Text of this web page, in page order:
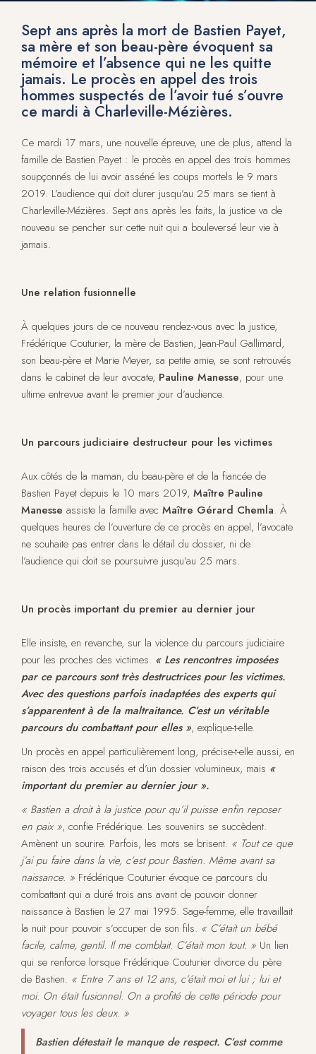
Sept ans après la mort de Bastien Payet,
sa mère et son beau-père évoquent sa
mémoire et l’absence qui ne les quitte
jamais. Le procès en appel des trois
hommes suspectés de l’avoir tué s’ouvre
ce mardi à Charleville-Mézières.
Ce mardi 17 mars, une nouvelle épreuve, une de plus, attend la
famille de Bastien Payet : le procès en appel des trois hommes
soupçonnés de lui avoir asséné les coups mortels le 9 mars
2019. L’audience qui doit durer jusqu’au 25 mars se tient à
Charleville-Mézières. Sept ans après les faits, la justice va de
nouveau se pencher sur cette nuit qui a bouleversé leur vie à
jamais.
Une relation fusionnelle
À quelques jours de ce nouveau rendez-vous avec la justice,
Frédérique Couturier, la mère de Bastien, Jean-Paul Gallimard,
son beau-père et Marie Meyer, sa petite amie, se sont retrouvés
dans le cabinet de leur avocate, Pauline Manesse, pour une
ultime entrevue avant le premier jour d’audience.
Un parcours judiciaire destructeur pour les victimes
Aux côtés de la maman, du beau-père et de la fiancée de
Bastien Payet depuis le 10 mars 2019, Maître Pauline
Manesse assiste la famille avec Maître Gérard Chemla. À
quelques heures de l’ouverture de ce procès en appel, l’avocate
ne souhaite pas entrer dans le détail du dossier, ni de
l’audience qui doit se poursuivre jusqu’au 25 mars.
Un procès important du premier au dernier jour
Elle insiste, en revanche, sur la violence du parcours judiciaire
pour les proches des victimes. « Les rencontres imposées
par ce parcours sont très destructrices pour les victimes.
Avec des questions parfois inadaptées des experts qui
s’apparentent à de la maltraitance. C’est un véritable
parcours du combattant pour elles », explique-t-elle.
Un procès en appel particulièrement long, précise-t-elle aussi, en
raison des trois accusés et d’un dossier volumineux, mais «
important du premier au dernier jour ».
« Bastien a droit à la justice pour qu’il puisse enfin reposer
en paix », confie Frédérique. Les souvenirs se succèdent.
Amènent un sourire. Parfois, les mots se brisent. « Tout ce que
j’ai pu faire dans la vie, c’est pour Bastien. Même avant sa
naissance. » Frédérique Couturier évoque ce parcours du
combattant qui a duré trois ans avant de pouvoir donner
naissance à Bastien le 27 mai 1995. Sage-femme, elle travaillait
la nuit pour pouvoir s’occuper de son fils. « C’était un bébé
facile, calme, gentil. Il me comblait. C’était mon tout. » Un lien
qui se renforce lorsque Frédérique Couturier divorce du père
de Bastien. « Entre 7 ans et 12 ans, c’était moi et lui ; lui et
moi. On était fusionnel. On a profité de cette période pour
voyager tous les deux. »
Bastien détestait le manque de respect. C’est comme